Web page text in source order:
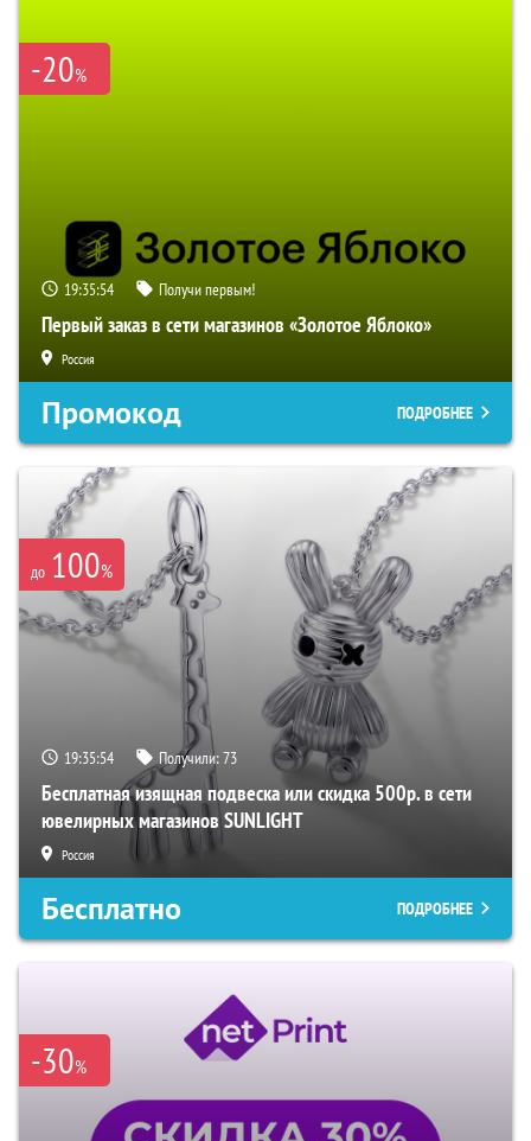
-20%
19:35:53 Получи первым!
Первый заказ в сети магазинов «Золотое Яблоко»
Россия
Промокод ПОДРОБНЕЕ
до 100%
19:35:53 Получили:73
Бесплатная изящная подвеска или скидка 500р. в сети
ювелирных магазинов SUNLIGHT
Россия
Бесплатно ПОДРОБНЕЕ
-30%